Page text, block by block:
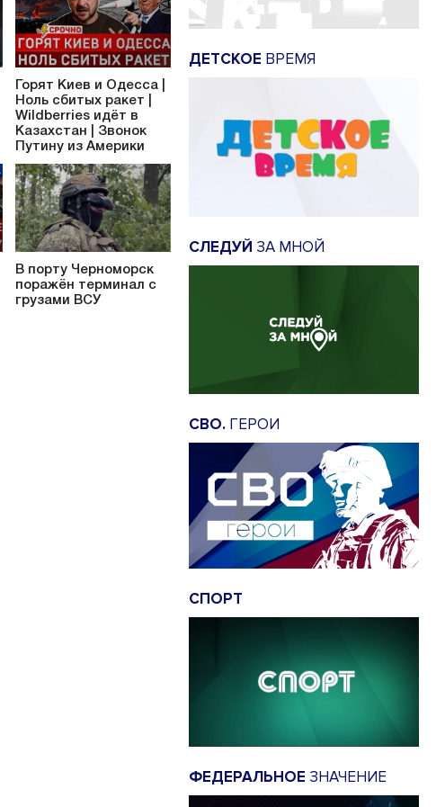
Горят Киев и Одесса |
Ноль сбитых ракет |
Wildberries идёт в
Казахстан | Звонок
Путину из Америки
В порту Черноморск
поражён терминал с
грузами ВСУ
ДЕТСКОЕ ВРЕМЯ
СЛЕДУЙ ЗА МНОЙ
СВО. ГЕРОИ
СПОРТ
ФЕДЕРАЛЬНОЕ ЗНАЧЕНИЕ